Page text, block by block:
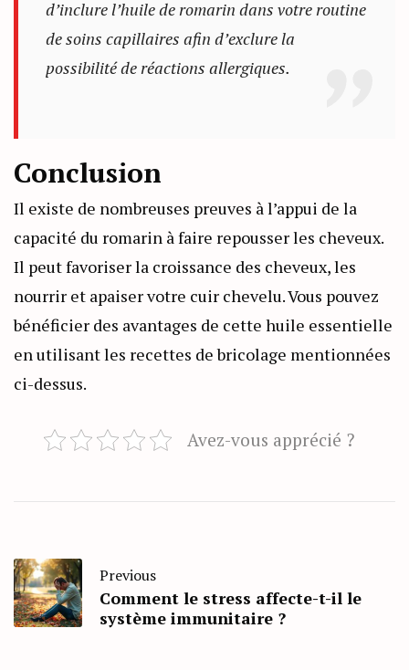
d’inclure l’huile de romarin dans votre routine
de soins capillaires afin d’exclure la
possibilité de réactions allergiques.
Conclusion
Il existe de nombreuses preuves à l’appui de la
capacité du romarin à faire repousser les cheveux.
Il peut favoriser la croissance des cheveux, les
nourrir et apaiser votre cuir chevelu. Vous pouvez
bénéficier des avantages de cette huile essentielle
en utilisant les recettes de bricolage mentionnées
ci-dessus.
Avez-vous apprécié ?
Previous
Comment le stress affecte-t-il le
système immunitaire ?